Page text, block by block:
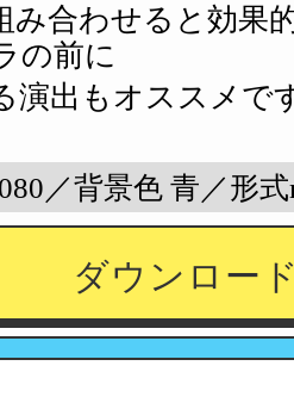
ダウンロー
み合わせると効果
の前に
演出もオススメで
／背景色 青／形式